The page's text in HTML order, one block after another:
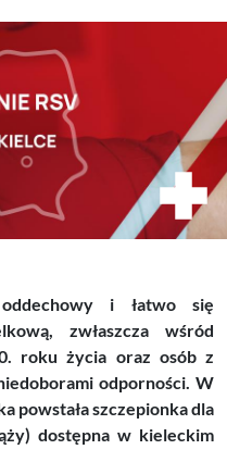
i łatwo się
zwłaszcza wśród
roku życia oraz osób z
odporności. W
powstała szczepionka dla
dostępna w kieleckim